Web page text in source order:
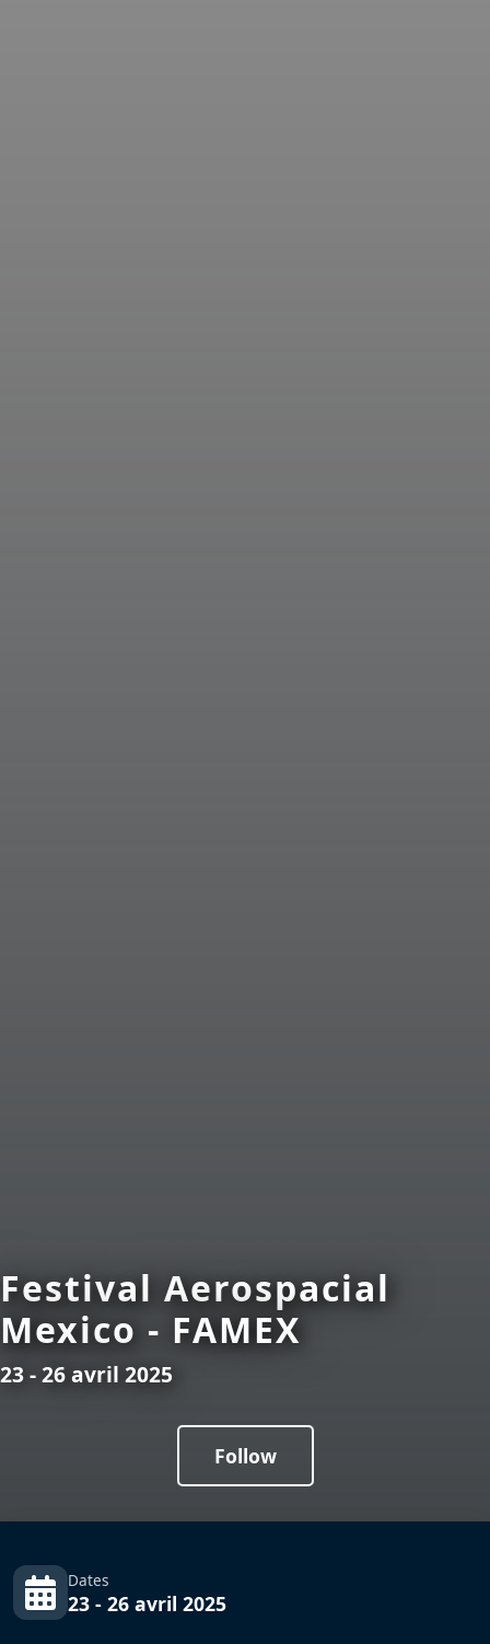
Festival Aerospacial
Mexico - FAMEX
23 - 26 avril 2025
Follow
Dates
23 - 26 avril 2025